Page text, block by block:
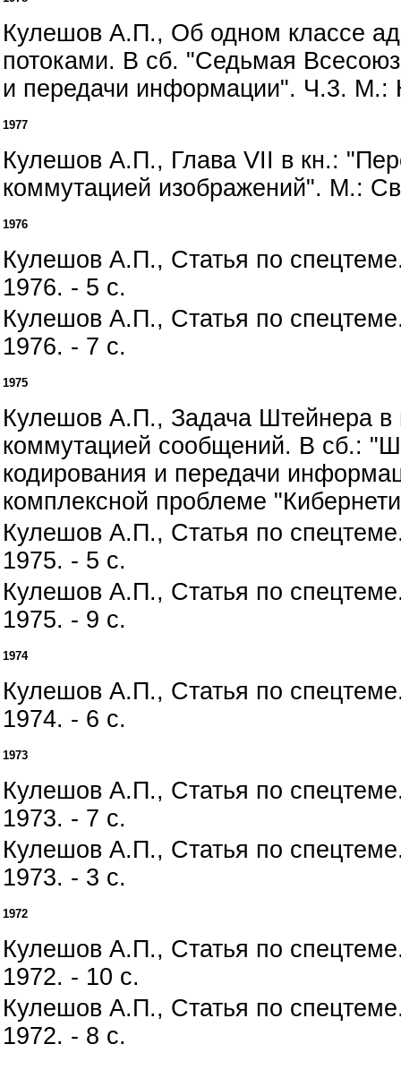
Кулешов А.П., Об одном классе
потоками. В сб. "Седьмая
и передачи информации". Ч.3. М.:
1977
Кулешов А.П., Глава VII в кн.:
коммутацией изображений". М.:
1976
Кулешов А.П., Статья по
1976. - 5 с.
Кулешов А.П., Статья по
1976. - 7 с.
1975
Кулешов А.П., Задача Штейнера в
коммутацией сообщений. В сб.:
кодирования и передачи
комплексной проблеме
Кулешов А.П., Статья по
1975. - 5 с.
Кулешов А.П., Статья по
1975. - 9 с.
1974
Кулешов А.П., Статья по
1974. - 6 с.
1973
Кулешов А.П., Статья по
1973. - 7 с.
Кулешов А.П., Статья по
1973. - 3 с.
1972
Кулешов А.П., Статья по
1972. - 10 с.
Кулешов А.П., Статья по
1972. - 8 с.